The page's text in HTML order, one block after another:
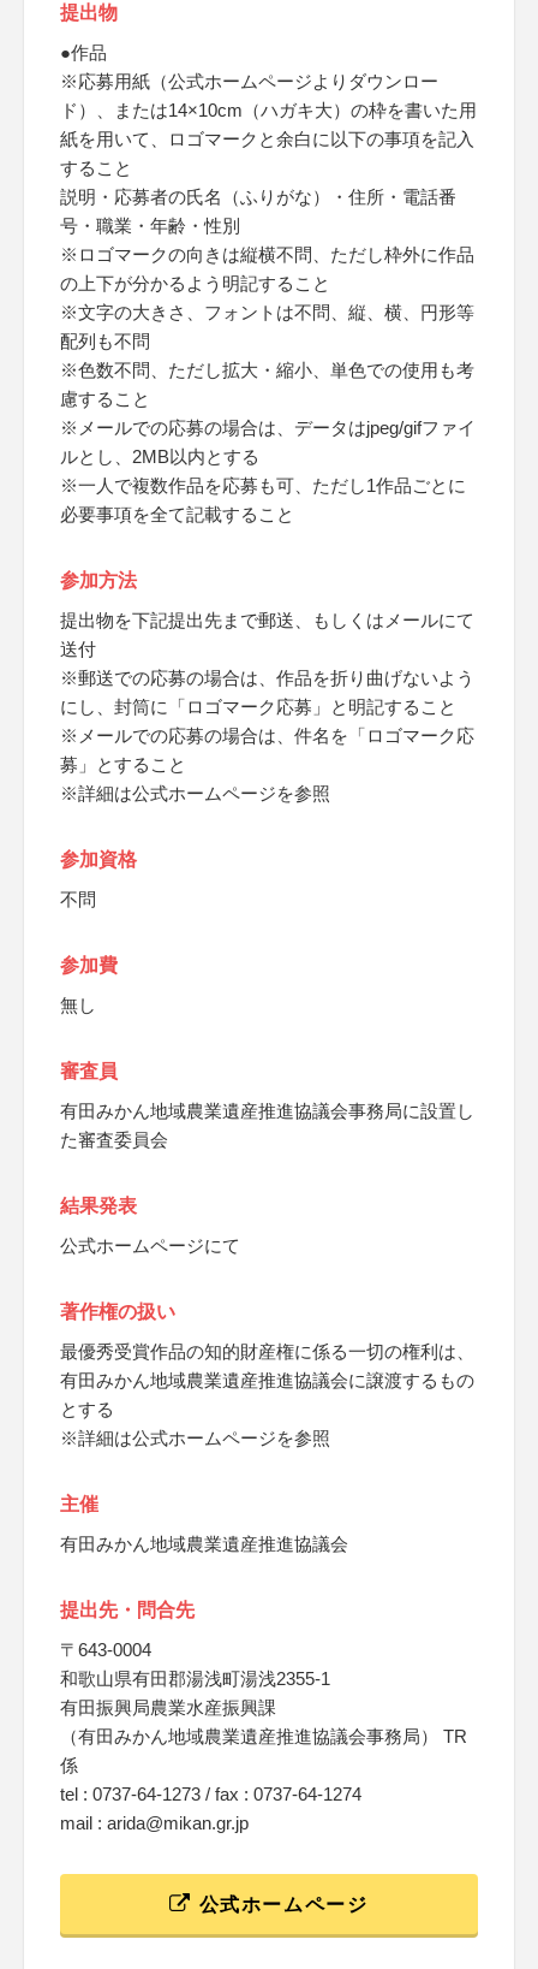
提出物
●作品
※応募用紙（公式ホームページよりダウンロー
ド）、または14×10cm（ハガキ大）の枠を書いた用
紙を用いて、ロゴマークと余白に以下の事項を記入
すること
説明・応募者の氏名（ふりがな）・住所・電話番
号・職業・年齢・性別
※ロゴマークの向きは縦横不問、ただし枠外に作品
の上下が分かるよう明記すること
※文字の大きさ、フォントは不問、縦、横、円形等
配列も不問
※色数不問、ただし拡大・縮小、単色での使用も考
慮すること
※メールでの応募の場合は、データはjpeg/gifファイ
ルとし、2MB以内とする
※一人で複数作品を応募も可、ただし1作品ごとに
必要事項を全て記載すること
参加方法
提出物を下記提出先まで郵送、もしくはメールにて
送付
※郵送での応募の場合は、作品を折り曲げないよう
にし、封筒に「ロゴマーク応募」と明記すること
※メールでの応募の場合は、件名を「ロゴマーク応
募」とすること
※詳細は公式ホームページを参照
参加資格
不問
参加費
無し
審査員
有田みかん地域農業遺産推進協議会事務局に設置し
た審査委員会
結果発表
公式ホームページにて
著作権の扱い
最優秀受賞作品の知的財産権に係る一切の権利は、
有田みかん地域農業遺産推進協議会に譲渡するもの
とする
※詳細は公式ホームページを参照
主催
有田みかん地域農業遺産推進協議会
提出先・問合先
〒643-0004
和歌山県有田郡湯浅町湯浅2355-1
有田振興局農業水産振興課
（有田みかん地域農業遺産推進協議会事務局） TR
係
tel : 0737-64-1273 / fax : 0737-64-1274
mail : arida@mikan.gr.jp
公式ホームページ